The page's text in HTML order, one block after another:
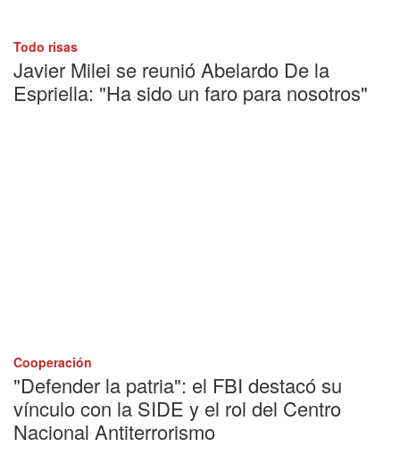
Todo risas
Javier Milei se reunió Abelardo De la
Espriella: "Ha sido un faro para nosotros"
Cooperación
"Defender la patria": el FBI destacó su
vínculo con la SIDE y el rol del Centro
Nacional Antiterrorismo